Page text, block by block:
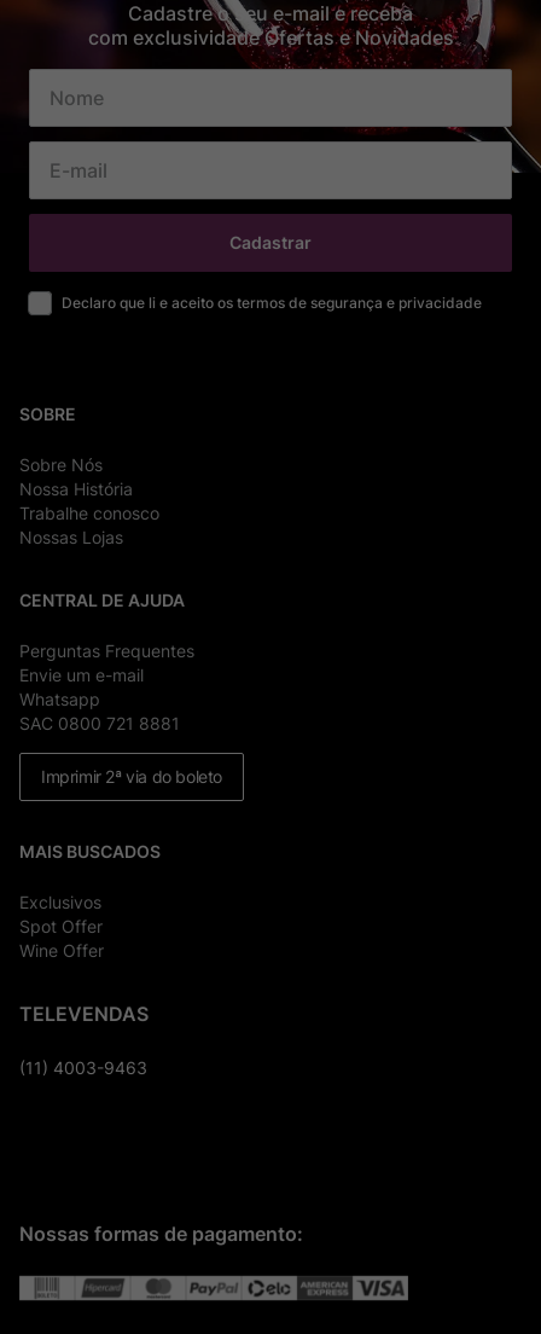
Cadastre o seu e-mail e receba
com exclusividade Ofertas e Novidades
Cadastrar
Declaro que li e aceito os termos de segurança e privacidade
SOBRE
Sobre Nós
Nossa História
Trabalhe conosco
Nossas Lojas
CENTRAL DE AJUDA
Perguntas Frequentes
Envie um e-mail
Whatsapp
SAC 0800 721 8881
Imprimir 2ª via do boleto
MAIS BUSCADOS
Exclusivos
Spot Offer
Wine Offer
TELEVENDAS
(11) 4003-9463
Nossas formas de pagamento: